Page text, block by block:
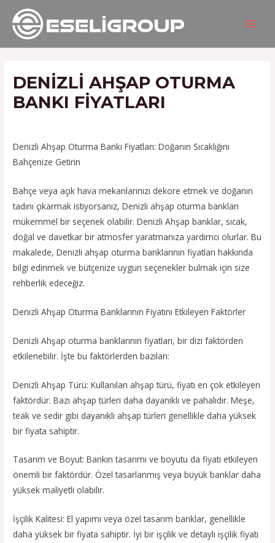
İçeriğe
atla
DENIZLI AHŞAP OTURMA
BANKI FIYATLARI
Denizli Ahşap Oturma Bankı Fiyatları: Doğanın Sıcaklığını
Bahçenize Getirin
Bahçe veya açık hava mekanlarınızı dekore etmek ve doğanın
tadını çıkarmak istiyorsanız, Denizli ahşap oturma bankları
mükemmel bir seçenek olabilir. Denizli Ahşap banklar, sıcak,
doğal ve davetkar bir atmosfer yaratmanıza yardımcı olurlar. Bu
makalede, Denizli ahşap oturma banklarının fiyatları hakkında
bilgi edinmek ve bütçenize uygun seçenekler bulmak için size
rehberlik edeceğiz.
Denizli Ahşap Oturma Banklarının Fiyatını Etkileyen Faktörler
Denizli Ahşap oturma banklarının fiyatları, bir dizi faktörden
etkilenebilir. İşte bu faktörlerden bazıları:
Denizli Ahşap Türü: Kullanılan ahşap türü, fiyatı en çok etkileyen
faktördür. Bazı ahşap türleri daha dayanıklı ve pahalıdır. Meşe,
teak ve sedir gibi dayanıklı ahşap türleri genellikle daha yüksek
bir fiyata sahiptir.
Tasarım ve Boyut: Bankın tasarımı ve boyutu da fiyatı etkileyen
önemli bir faktördür. Özel tasarlanmış veya büyük banklar daha
yüksek maliyetli olabilir.
İşçilik Kalitesi: El yapımı veya özel tasarım banklar, genellikle
daha yüksek bir fiyata sahiptir. İyi bir işçilik ve detaylı işçilik fiyatı
Yazı
gezinmesi